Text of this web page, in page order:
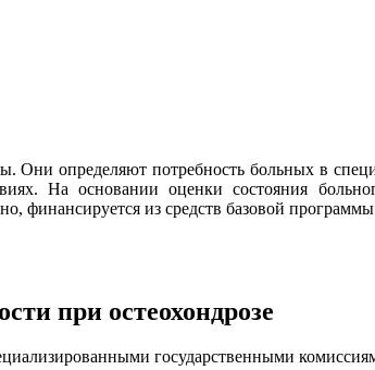
Они определяют потребность больных в
На основании оценки состояния
финансируется из средств базовой программы
при остеохондрозе
государственными